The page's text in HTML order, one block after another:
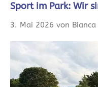
Sport im Park: Wir
3. Mai 2026 von